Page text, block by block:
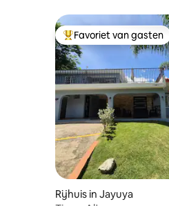
Topfavoriet van gasten
Favoriet van gasten
Rijhuis in Jayuya